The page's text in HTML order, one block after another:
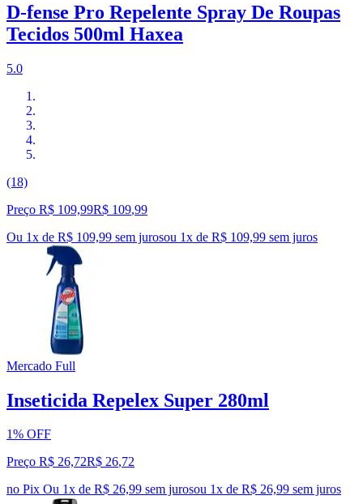
D-fense Pro Repelente Spray De Roupas
Tecidos 500ml Haxea
5.0
(18)
Preço R$ 109,99R$ 109,99
Ou 1x de R$ 109,99 sem jurosou 1x de R$ 109,99 sem juros
Mercado Full
Inseticida Repelex Super 280ml
1% OFF
Preço R$ 26,72R$ 26,72
no Pix Ou 1x de R$ 26,99 sem jurosou 1x de R$ 26,99 sem juros